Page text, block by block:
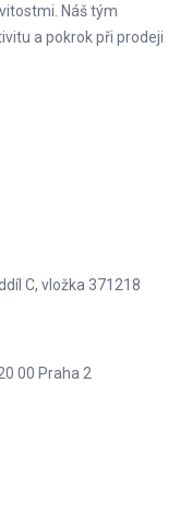
Náš tým
a pokrok při prodeji
C, vložka 371218
00 Praha 2